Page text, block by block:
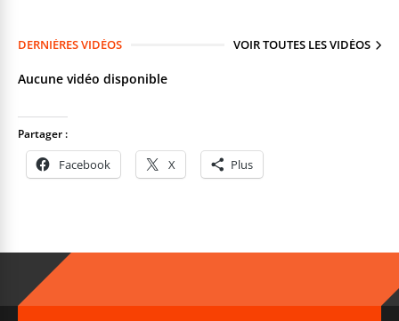
DERNIÈRES VIDÉOS VOIR TOUTES LES VIDÉOS
Aucune vidéo disponible
Partager :
Facebook X Plus